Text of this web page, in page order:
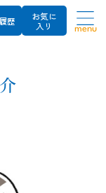
歴
お気に
入り
menu